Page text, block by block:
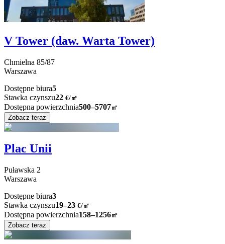
V Tower (daw. Warta Tower)
Chmielna 85/87
Warszawa
Dostępne biura5
Stawka czynszu22 €/㎡
Dostępna powierzchnia500–5707㎡
Zobacz teraz
Plac Unii
Puławska 2
Warszawa
Dostępne biura3
Stawka czynszu19–23 €/㎡
Dostępna powierzchnia158–1256㎡
Zobacz teraz